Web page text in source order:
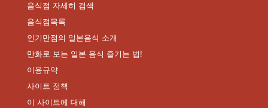
음식점 자세히 검색
음식점목록
인기만점의 일본음식 소개
만화로 보는 일본 음식 즐기는 법!
이용규약
사이트 정책
이 사이트에 대해